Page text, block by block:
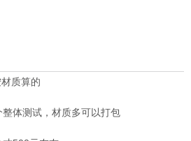
质算的
体测试，材质多可以打包